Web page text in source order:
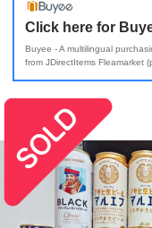
Click here for
Buyee - A multilingual
from JDirectItems Fleamarket